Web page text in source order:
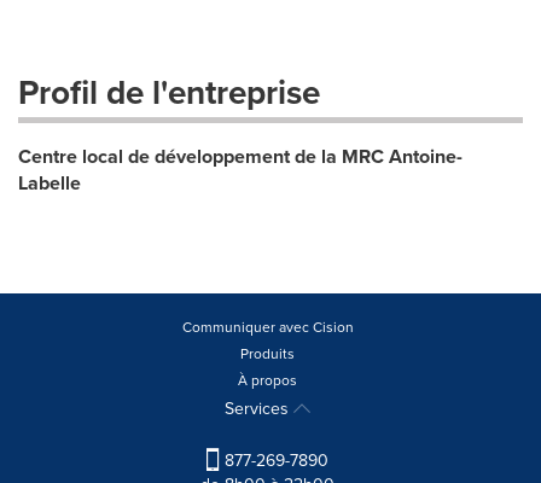
Profil de l'entreprise
Centre local de développement de la MRC Antoine-
Labelle
Communiquer avec Cision
Produits
À propos
Services
877-269-7890